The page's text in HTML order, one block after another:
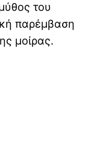
του
παρέμβαση
μοίρας.